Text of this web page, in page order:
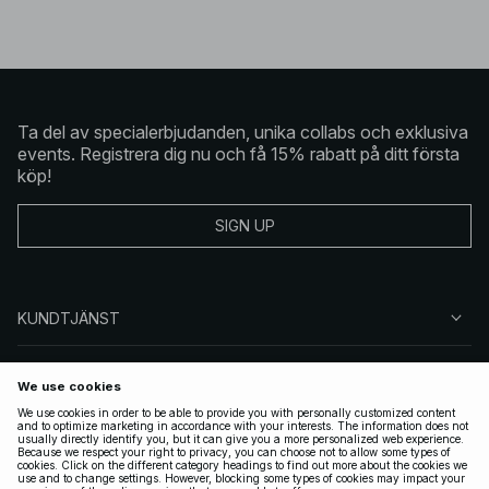
Ta del av specialerbjudanden, unika collabs och exklusiva
events. Registrera dig nu och få 15% rabatt på ditt första
köp!
SIGN UP
KUNDTJÄNST
FÖLJ OSS
JURIDISKT